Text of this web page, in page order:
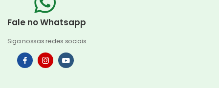
Fale no Whatsapp
Siga nossas redes sociais.